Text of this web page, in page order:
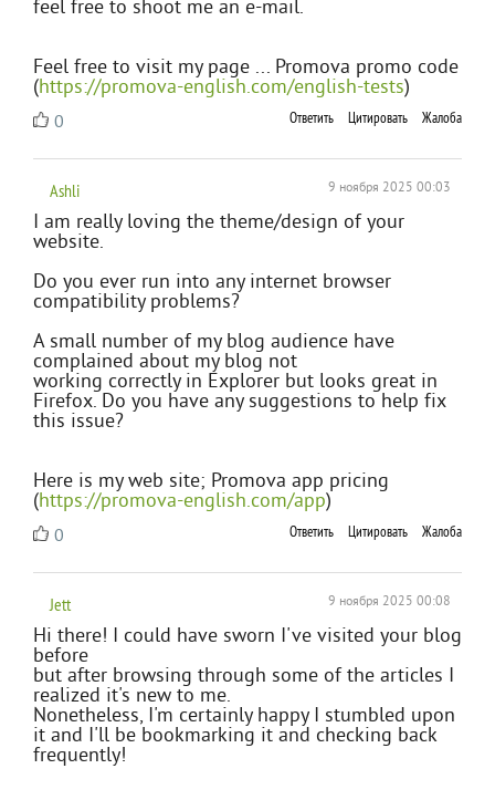
feel free to shoot me an e-mail.
Feel free to visit my page ... Promova promo code
(https://promova-english.com/english-tests)
0 Ответить Цитировать Жалоба
Ashli 9 ноября 2025 00:03
I am really loving the theme/design of your
website.
Do you ever run into any internet browser
compatibility problems?
A small number of my blog audience have
complained about my blog not
working correctly in Explorer but looks great in
Firefox. Do you have any suggestions to help fix
this issue?
Here is my web site; Promova app pricing
(https://promova-english.com/app)
0 Ответить Цитировать Жалоба
Jett 9 ноября 2025 00:08
Hi there! I could have sworn I've visited your blog
before
but after browsing through some of the articles I
realized it's new to me.
Nonetheless, I'm certainly happy I stumbled upon
it and I'll be bookmarking it and checking back
frequently!